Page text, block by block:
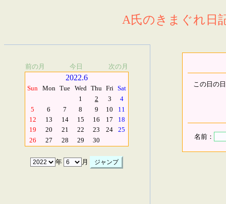
A氏のきまぐれ日
前の月 今日 次の月
2022.6
Sun Mon Tue Wed Thu Fri Sat
1
2 3
4
5
6 7 8 9 10
11
12
13 14 15 16 17
18
19
20 21 22 23 24
25
26
27 28 29 30
年 月
この日の
名前：